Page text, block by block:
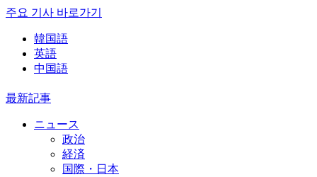
주요 기사 바로가기
韓国語
英語
中国語
最新記事
ニュース
政治
経済
国際・日本